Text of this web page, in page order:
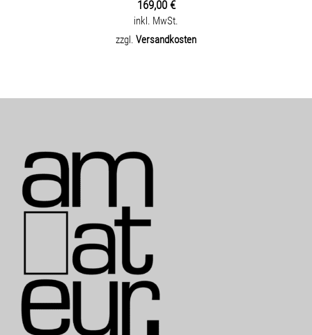
169,00 €
inkl. MwSt.
zzgl. Versandkosten